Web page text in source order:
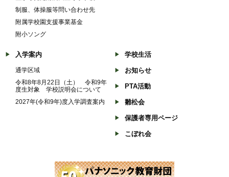
制服、体操服等問い合わせ先
附属学校園支援事業基金
附小ソング
入学案内
通学区域
令和8年8月22日（土） 令和9年
度生対象 学校説明会について
2027年(令和9年)度入学調査案内
学校生活
お知らせ
PTA活動
雛松会
保護者専用ページ
こぼれ会